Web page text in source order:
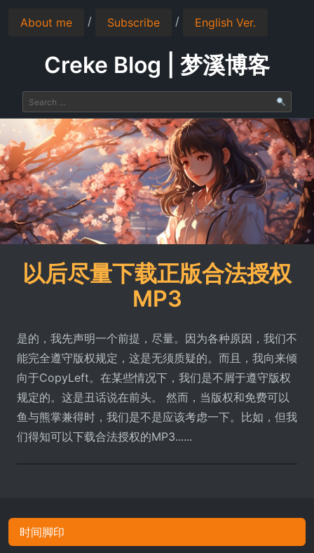
About me / Subscribe / English Ver.
Creke Blog | 梦溪博客
以后尽量下载正版合法授权
MP3
是的，我先声明一个前提，尽量。因为各种原因，我们不
能完全遵守版权规定，这是无须质疑的。而且，我向来倾
向于CopyLeft。在某些情况下，我们是不屑于遵守版权
规定的。这是丑话说在前头。 然而，当版权和免费可以
鱼与熊掌兼得时，我们是不是应该考虑一下。比如，但我
们得知可以下载合法授权的MP3......
时间脚印